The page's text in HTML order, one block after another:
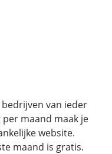
van ieder
maand maak je
website.
maand is gratis.